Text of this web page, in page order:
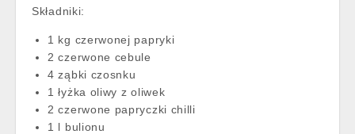
Składniki:
1 kg czerwonej papryki
2 czerwone cebule
4 ząbki czosnku
1 łyżka oliwy z oliwek
2 czerwone papryczki chilli
1 l bulionu